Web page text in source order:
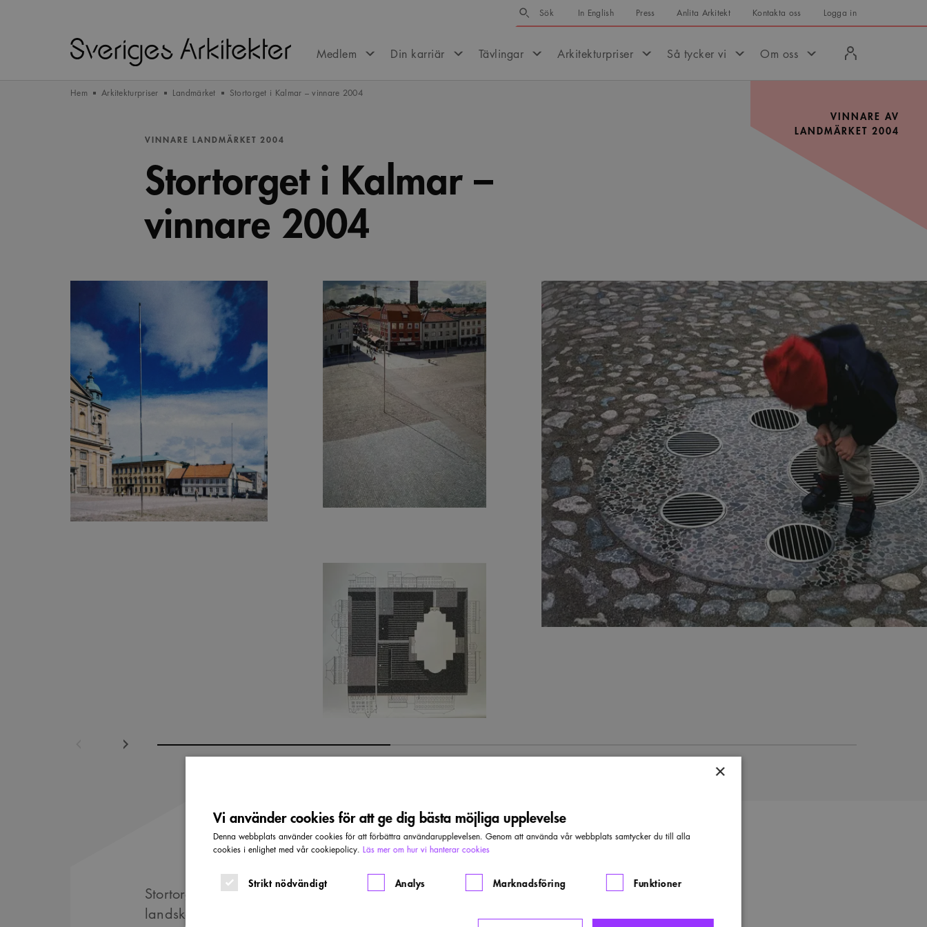
Sök
Sök In English Press Anlita Arkitekt Kontakta oss Logga in
Medlem Din karriär Tävlingar Arkitekturpriser Så tycker vi Om oss
in
Hem Arkitekturpriser Landmärket Stortorget i Kalmar – vinnare 2004
VINNARE AV
LANDMÄRKET 2004
VINNARE LANDMÄRKET 2004
Stortorget i Kalmar –
vinnare 2004
Nästa
Stortorget i Kalmar vann Sveriges Arkitekters pris för bästa
landskapsarkitektur – Sienapriset 2004.
PROJEKTFAKTA
Pris
×
Vi använder cookies för att ge dig bästa möjliga upplevelse
Denna webbplats använder cookies för att förbättra användarupplevelsen. Genom att använda vår webbplats samtycker du till alla
cookies i enlighet med vår cookiepolicy. Läs mer om hur vi hanterar cookies
Strikt nödvändigt Analys Marknadsföring Funktioner